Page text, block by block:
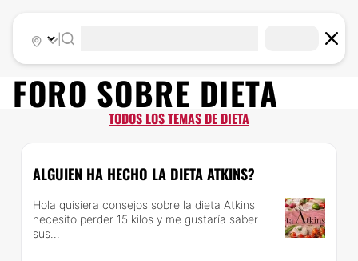
|
FORO SOBRE DIETA
TODOS LOS TEMAS DE DIETA
ALGUIEN HA HECHO LA DIETA ATKINS?
Hola quisiera consejos sobre la dieta Atkins
necesito perder 15 kilos y me gustaría saber
sus...